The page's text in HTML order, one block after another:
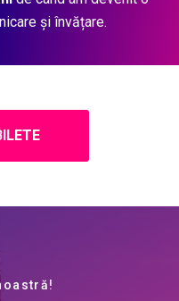
și învățare.